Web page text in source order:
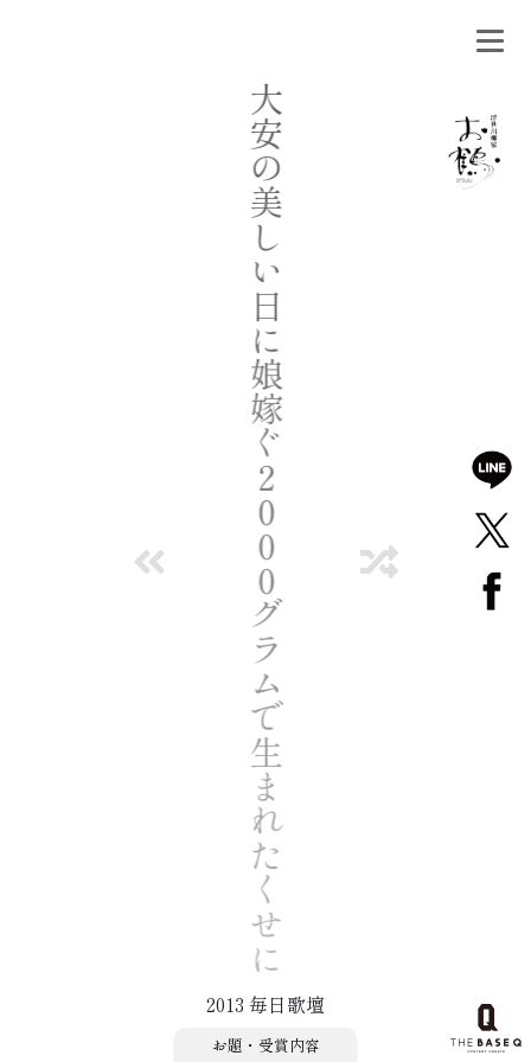
大
安
の
美
し
い
日
に
娘
嫁
ぐ
２
０
０
０
グ
ラ
ム
で
生
ま
れ
た
く
せ
に
2013 毎日歌壇
お題・受賞内容